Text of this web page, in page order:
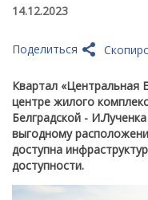
14.12.2023
Поделиться
Квартал «Центральная
центре жилого
Белградской -
выгодному
доступна
доступности.